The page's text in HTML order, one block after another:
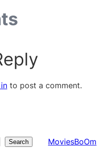
to post a comment.
Search MoviesBoOm